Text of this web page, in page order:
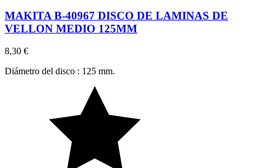
MAKITA B-40967 DISCO DE LAMINAS DE
VELLON MEDIO 125MM
8,30 €
Diámetro del disco : 125 mm.